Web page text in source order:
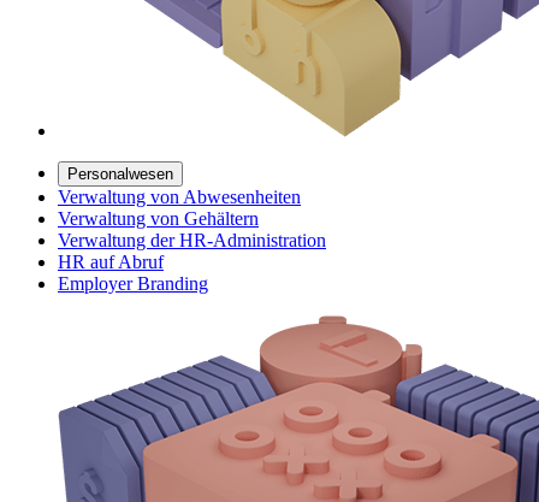
Personalwesen
Verwaltung von Abwesenheiten
Verwaltung von Gehältern
Verwaltung der HR-Administration
HR auf Abruf
Employer Branding